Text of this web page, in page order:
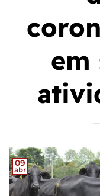
em
09
abr